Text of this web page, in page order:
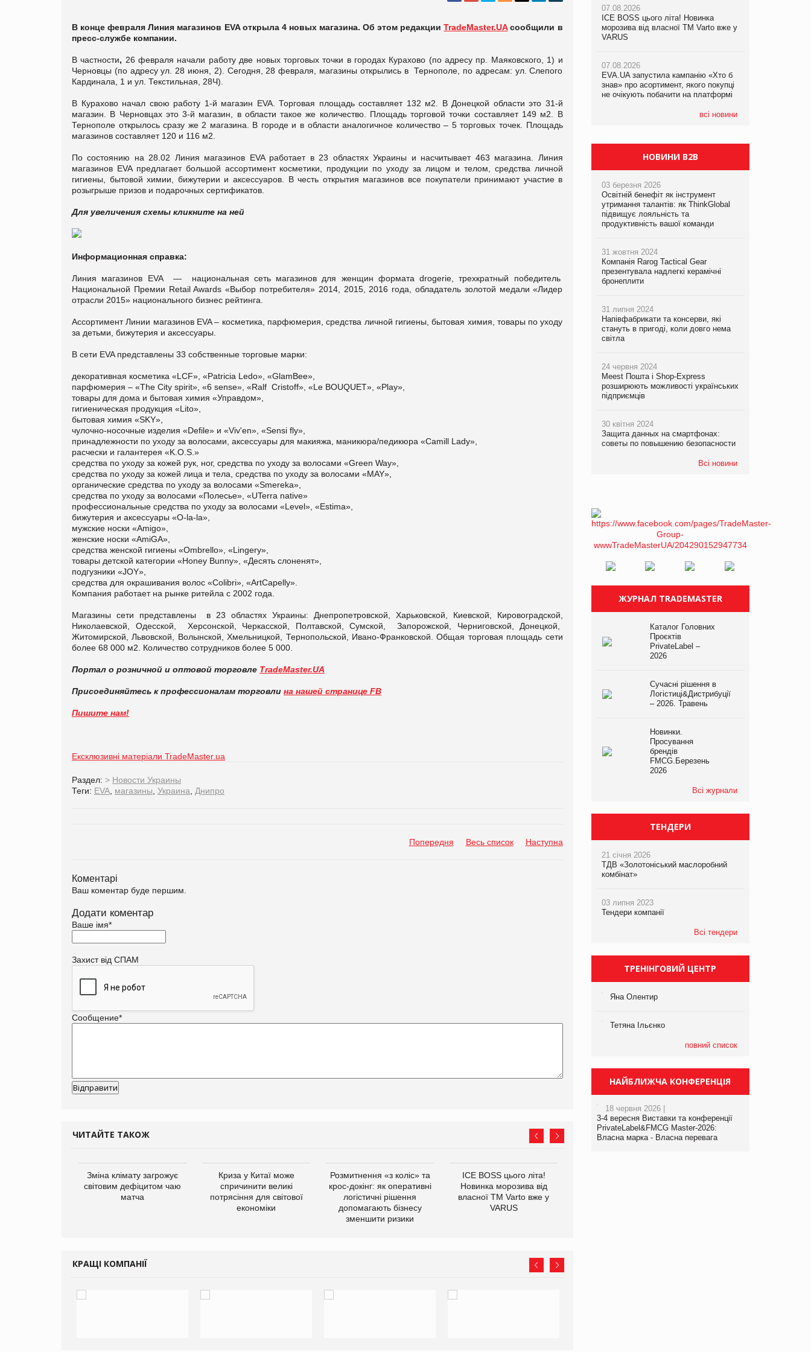
В конце февраля Линия магазинов EVA открыла 4 новых магазина. Об этом редакцииTradeMaster.UAсообщили в
пресс-службе компании.
В частности, 26 февраля начали работу две новых торговых точки в городах Курахово (по адресу пр. Маяковского, 1) и
Черновцы (по адресу ул. 28 июня, 2). Сегодня, 28 февраля, магазины открылись в Тернополе, по адресам: ул. Слепого
Кардинала, 1 и ул. Текстильная, 28Ч).
В Курахово начал свою работу 1-й магазин EVA. Торговая площадь составляет 132 м2. В Донецкой области это 31-й
магазин. В Черновцах это 3-й магазин, в области такое же количество. Площадь торговой точки составляет 149 м2. В
Тернополе открылось сразу же 2 магазина. В городе и в области аналогичное количество – 5 торговых точек. Площадь
магазинов составляет 120 и 116 м2.
По состоянию на 28.02 Линия магазинов EVA работает в 23 областях Украины и насчитывает 463 магазина. Линия
магазинов EVA предлагает большой ассортимент косметики, продукции по уходу за лицом и телом, средства личной
гигиены, бытовой химии, бижутерии и аксессуаров. В честь открытия магазинов все покупатели принимают участие в
розыгрыше призов и подарочных сертификатов.
Для увеличения схемы кликните на ней
Информационная справка:
Линия магазинов EVA — национальная сеть магазинов для женщин формата drogerie, трехкратный победитель
Национальной Премии Retail Awards «Выбор потребителя» 2014, 2015, 2016 года, обладатель золотой медали «Лидер
отрасли 2015» национального бизнес рейтинга.
Ассортимент Линии магазинов EVA – косметика, парфюмерия, средства личной гигиены, бытовая химия, товары по уходу
за детьми, бижутерия и аксессуары.
В сети EVA представлены 33 собственные торговые марки:
декоративная косметика «LCF», «Patricia Ledo», «GlamBee»,
парфюмерия – «The Сity spirit», «6 sense», «Ralf Cristoff», «Le BOUQUET», «Play»,
товары для дома и бытовая химия «Управдом»,
гигиеническая продукция «Lito»,
бытовая химия «SKY»,
чулочно-носочные изделия «Defile» и «Viv'en», «Sensi fly»,
принадлежности по уходу за волосами, аксессуары для макияжа, маникюра/педикюра «Camill Lady»,
расчески и галантерея «K.O.S.»
средства по уходу за кожей рук, ног, средства по уходу за волосами «Green Way»,
средства по уходу за кожей лица и тела, средства по уходу за волосами «MAY»,
органические средства по уходу за волосами «Smereka»,
средства по уходу за волосами «Полесье», «UTerra native»
профессиональные средства по уходу за волосами «Level», «Estima»,
бижутерия и аксессуары «O-la-la»,
мужские носки «Amigo»,
женские носки «AmiGA»,
средства женской гигиены «Ombrello», «Lingery»,
товары детской категории «Honey Bunny», «Десять слоненят»,
подгузники «JOY»,
средства для окрашивания волос «Colibri», «ArtCapelly».
Компания работает на рынке ритейла с 2002 года.
Магазины сети представлены в 23 областях Украины: Днепропетровской, Харьковской, Киевской, Кировоградской,
Николаевской, Одесской, Херсонской, Черкасской, Полтавской, Сумской, Запорожской, Черниговской, Донецкой,
Житомирской, Львовской, Волынской, Хмельницкой, Тернопольской, Ивано-Франковской. Общая торговая площадь сети
более 68 000 м2. Количество сотрудников более 5 000.
Портал о розничной и оптовой торговле TradeMaster.UA
Присоединяйтесь к профессионалам торговли на нашей странице FB
Пишите нам!
Ексклюзивні матеріали TradeMaster.ua
Раздел: > Новости Украины
Теги: EVA магазины Украина Днипро
Попередня Весь список Наступна
Коментарі
Ваш коментар буде першим.
Додати коментар
Ваше імя*
Захист від СПАМ
Сообщение*
ЧИТАЙТЕ ТАКОЖ
Зміна клімату загрожує
світовим дефіцитом чаю
матча
Криза у Китаї може
спричинити великі
потрясіння для світової
економіки
Розмитнення «з коліс» та
крос-докінг: як оперативні
логістичні рішення
допомагають бізнесу
зменшити ризики
ICE BOSS цього літа!
Новинка морозива від
власної ТМ Varto вже у
VARUS
КРАЩІ КОМПАНІЇ
07.08.2026
ICE BOSS цього літа! Новинка
морозива від власної ТМ Varto вже у
VARUS
07.08.2026
EVA.UA запустила кампанію «Хто б
знав» про асортимент, якого покупці
не очікують побачити на платформі
всі новини
06.08.2026
Смачна новинка для хвостатих: у
VARUS з’явилися паучі Varto Paw
05.08.2026
Мережа супермаркетів VARUS купує
мережу магазинів формату
компанія налічуватиме 374 магазини
07.08.2026
Франція заборонила рекламні дзвінки
НОВИНИ B2B
03 березня 2026
Освітній бенефіт як інструмент
утримання талантів: як ThinkGlobal
підвищує лояльність та
продуктивність вашої команди
31 жовтня 2024
Компанія Rarog Tactical Gear
презентувала надлегкі керамічні
бронеплити
31 липня 2024
Напівфабрикати та консерви, які
стануть в пригоді, коли довго нема
світла
24 червня 2024
Meest Пошта і Shop-Express
розширюють можливості українських
підприємців
30 квітня 2024
Защита данных на смартфонах:
советы по повышению безопасности
Всі новини
ЖУРНАЛ TRADEMASTER
Каталог Головних
Проєктів
PrivateLabel –
2026
Сучасні рішення в
Логістиці&Дистрибуції
– 2026. Травень
Новинки.
Просування
брендів
FMCG.Березень
2026
Всі журнали
ТЕНДЕРИ
21 січня 2026
ТДВ «Золотоніський маслоробний
комбінат»
03 липня 2023
Тендери компанії
Всі тендери
ТРЕНІНГОВИЙ ЦЕНТР
Яна Олентир
Тетяна Ільєнко
повний список
НАЙБЛИЖЧА КОНФЕРЕНЦІЯ
18 червня 2026 |
3-4 вересня Виставки та конференції
PrivateLabel&FMCG Master-2026:
Власна марка - Власна перевага